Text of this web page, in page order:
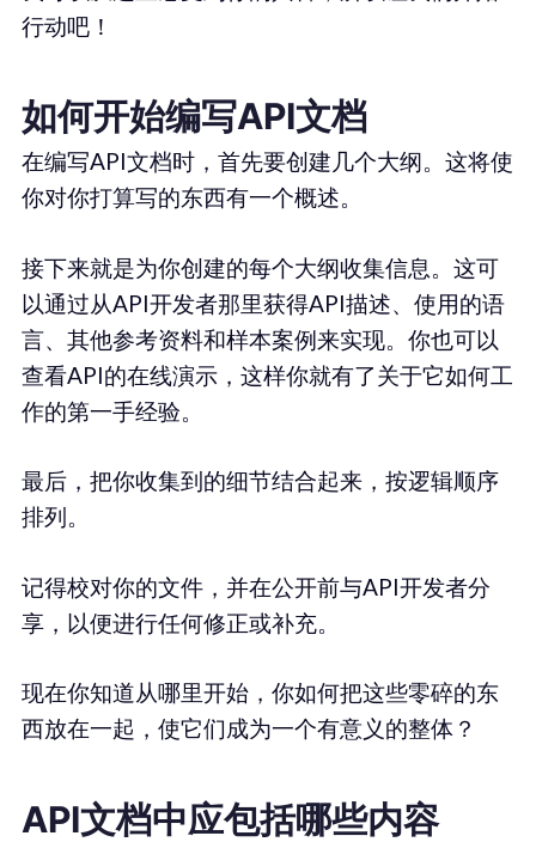
行动吧！
如何开始编写API文档
在编写API文档时，首先要创建几个大纲。这将使
你对你打算写的东西有一个概述。
接下来就是为你创建的每个大纲收集信息。这可
以通过从API开发者那里获得API描述、使用的语
言、其他参考资料和样本案例来实现。你也可以
查看API的在线演示，这样你就有了关于它如何工
作的第一手经验。
最后，把你收集到的细节结合起来，按逻辑顺序
排列。
记得校对你的文件，并在公开前与API开发者分
享，以便进行任何修正或补充。
现在你知道从哪里开始，你如何把这些零碎的东
西放在一起，使它们成为一个有意义的整体？
API文档中应包括哪些内容